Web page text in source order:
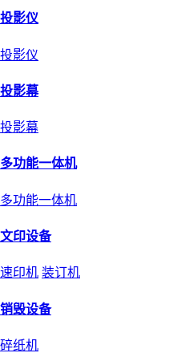
投影仪
投影仪
投影幕
投影幕
多功能一体机
多功能一体机
文印设备
速印机 装订机
销毁设备
碎纸机